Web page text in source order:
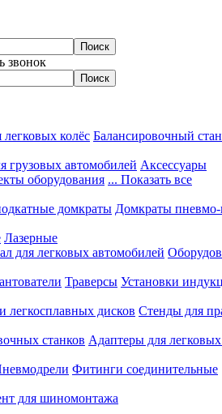
звонок
колёс Балансировочный
грузовых автомобилей Аксессуары
оборудования ... Показать все
домкраты Домкраты пневмо-
Лазерные
для легковых автомобилей
Траверсы Установки
легкосплавных дисков Стенды для
станков Адаптеры для легковых
Фитинги соединительные
для шиномонтажа